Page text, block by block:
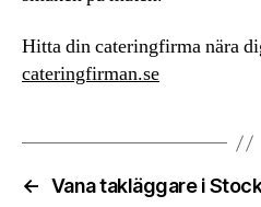
Hitta din cateringfirma nära
cateringfirman.se
← Vana takläggare i